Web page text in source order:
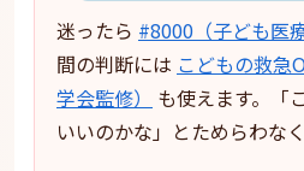
迷ったら #8000（子ども医
間の判断には こどもの救急
学会監修）
も使えます。「
いいのかな」とためらわな